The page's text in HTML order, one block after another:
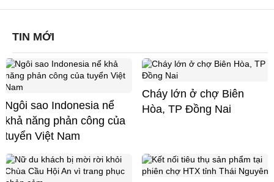
TIN MỚI
Ngôi sao Indonesia nể
khả năng phản công của
tuyển Việt Nam
Cháy lớn ở chợ Biên
Hòa, TP Đồng Nai